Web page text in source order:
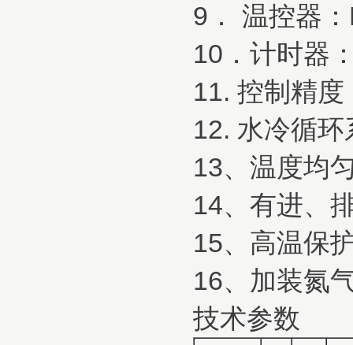
9． 温控器
10．计时器
11. 控制精
12. 水冷循环
13、温度均
14、有进、
15、高温保
16、加装氮
技术参数